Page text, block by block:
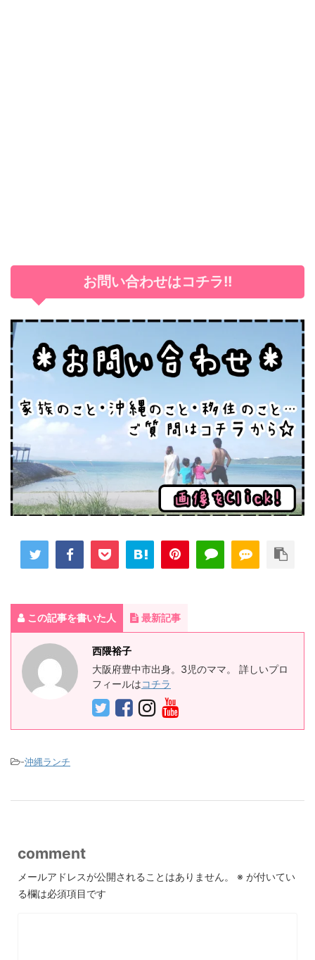
お問い合わせはコチラ!!
この記事を書いた人 最新記事
西隈裕子
大阪府豊中市出身。3児のママ。 詳しいプロ
フィールはコチラ
-沖縄ランチ
comment
メールアドレスが公開されることはありません。 ※ が付いてい
る欄は必須項目です